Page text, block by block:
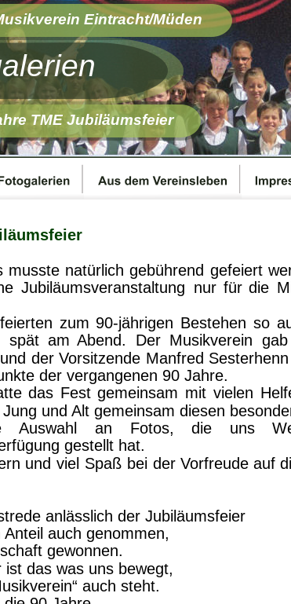
TME Jubiläumsfeier
Eintracht/Müden
musste natürlich gebührend gefeiert
Jubiläumsveranstaltung nur für die
feierten zum 90-jährigen Bestehen so
spät am Abend. Der Musikverein gab
und der Vorsitzende Manfred Sesterhenn
der vergangenen 90 Jahre.
das Fest gemeinsam mit vielen
und Alt gemeinsam diesen
Auswahl an Fotos, die uns
gestellt hat.
und viel Spaß bei der Vorfreude auf
anlässlich der Jubiläumsfeier
auch genommen,
gewonnen.
das was uns bewegt,
auch steht.